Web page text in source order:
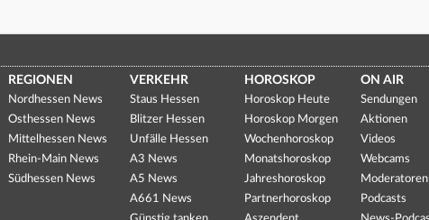
REGIONEN
Nordhessen News
Osthessen News
Mittelhessen News
Rhein-Main News
Südhessen News
VERKEHR
Staus Hessen
Blitzer Hessen
Unfälle Hessen
A3 News
A5 News
A661 News
HOROSKOP
Horoskop Heute
Horoskop Morgen
Wochenhoroskop
Monatshoroskop
Jahreshoroskop
Partnerhoroskop
ON AIR
Sendungen
Aktionen
Videos
Webcams
Moderatoren
Podcasts